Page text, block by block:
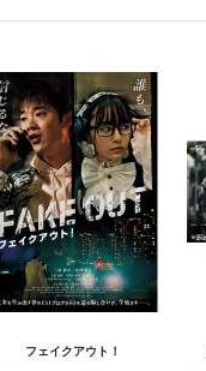
フェイクアウト！